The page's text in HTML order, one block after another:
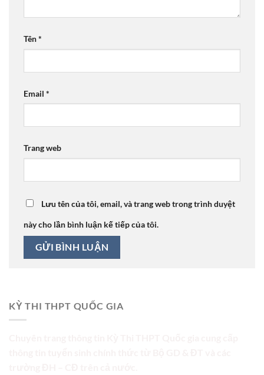
Tên*
Email *
Trang web
Lưu tên của tôi, email, và trang web trong trình duyệt
này cho lần bình luận kế tiếp của tôi.
KỲ THI THPT QUỐC GIA